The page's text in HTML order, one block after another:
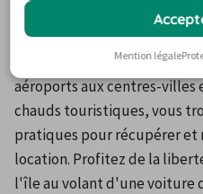
variété d'options de
recherche d'une petite
véhicule tout-terrain pour
aéroports aux centres-villes
chauds touristiques, vous
pratiques pour récupérer
location. Profitez de la
l'île au volant d'une voiture
Mention légale